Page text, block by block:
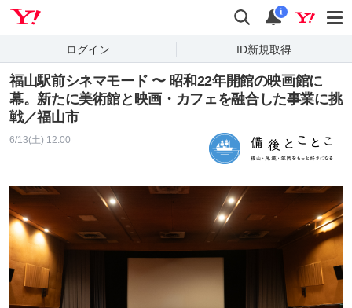
検索 通知
i
ログイン ID新規取得
福山駅前シネマモード 〜 昭和22年開館の映画館に
幕。新たに美術館と映画・カフェを融合した事業に挑
戦／福山市
6/13(土) 12:00